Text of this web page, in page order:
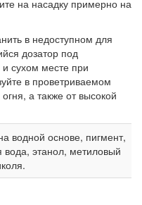
на насадку примерно на
в недоступном для
дозатор под
сухом месте при
в проветриваемом
а также от высокой
водной основе, пигмент,
вода, этанол, метиловый